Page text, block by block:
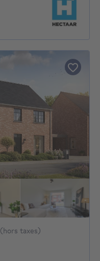
De 365322€ À
(hors taxes)